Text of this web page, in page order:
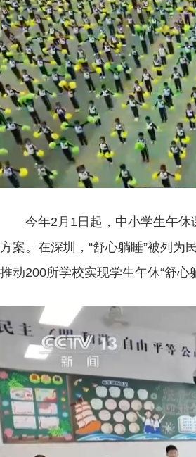
今年2月1日起，中小学生午休
方案。在深圳，“舒心躺睡”被列为
推动200所学校实现学生午休“舒心